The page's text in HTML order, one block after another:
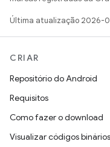
Última atualização 2026-
CRIAR
Repositório do Android
Requisitos
Como fazer o download
Visualizar códigos binários